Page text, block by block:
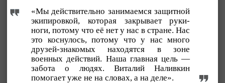
«Мы действительно занимаемся защитной
экипировкой, которая закрывает руки-
ноги, потому что её нет у нас в стране. Нас
это коснулось, потому что у нас много
друзей-знакомых находятся в зоне
военных действий. Наша главная цель —
забота о людях. Виталий Наливкин
помогает уже не на словах, а на деле».